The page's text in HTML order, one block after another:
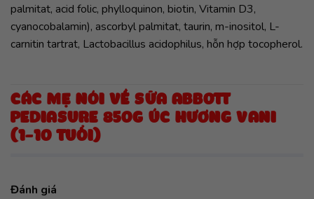
palmitat, acid folic, phylloquinon, biotin, Vitamin D3,
cyanocobalamin), ascorbyl palmitat, taurin, m-inositol, L-
carnitin tartrat, Lactobacillus acidophilus, hỗn hợp tocopherol.
CÁC MẸ NÓI VỀ SỮA ABBOTT
PEDIASURE 850G ÚC HƯƠNG VANI
(1-10 TUỔI)
Đánh giá